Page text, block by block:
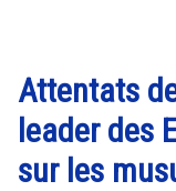
Attentats
leader des
sur les